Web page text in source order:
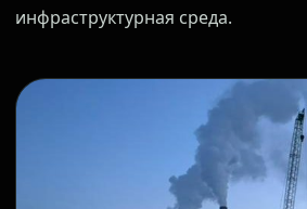
инфраструктурная среда.